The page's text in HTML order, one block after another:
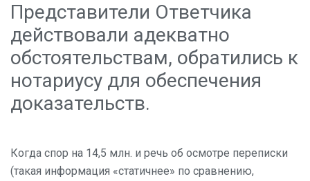
Представители Ответчика
действовали адекватно
обстоятельствам, обратились к
нотариусу для обеспечения
доказательств.
Когда спор на 14,5 млн. и речь об осмотре переписки
(такая информация «статичнее» по сравнению,